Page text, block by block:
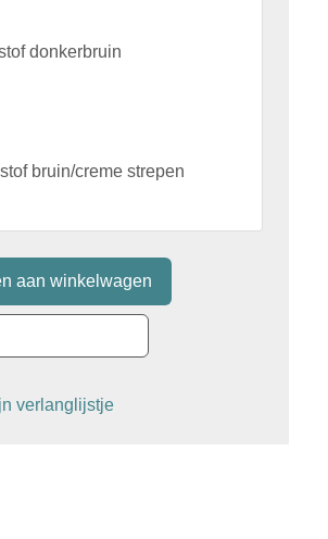
donkerbruin
bruin/creme strepen
verlanglijstje